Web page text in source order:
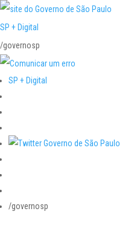
SP + Digital
/governosp
SP + Digital
/governosp